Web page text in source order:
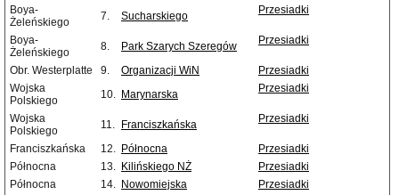
Boya-
Żeleńskiego
7. Sucharskiego Przesiadki
Boya-
Żeleńskiego
8. Park Szarych Szeregów Przesiadki
Obr. Westerplatte 9. Organizacji WiN
Przesiadki
Wojska
Polskiego
10. Marynarska Przesiadki
Wojska
Polskiego
11. Franciszkańska Przesiadki
Franciszkańska 12. Północna
Przesiadki
Północna
13. Kilińskiego NŻ
Przesiadki
Północna
14. Nowomiejska
Przesiadki